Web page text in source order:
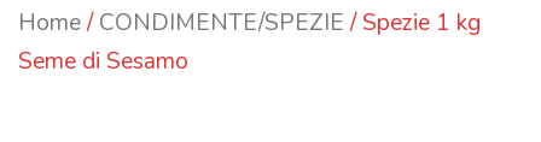
Home/CONDIMENTE/SPEZIE/ Spezie 1 kg
Seme di Sesamo